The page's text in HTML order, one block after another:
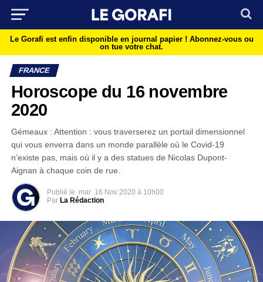
Le Gorafi est enfin disponible en journal papier ! Abonnez-vous ou
on tue votre chat.
FRANCE
Horoscope du 16 novembre
2020
Gémeaux : Attention : vous traverserez un portail dimensionnel
qui vous enverra dans un monde parallèle où le Covid-19
n’existe pas, mais où il y a des statues de Nicolas Dupont-
Aignan à chaque coin de rue.
Publié le mar 16 Nov 2020 à 10h00
Par La Rédaction